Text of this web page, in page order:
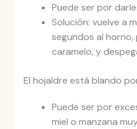
Puede ser por
Solución: vuelve a
segundos al horno,
caramelo, y
El hojaldre está blando
Puede ser por
miel o manzana